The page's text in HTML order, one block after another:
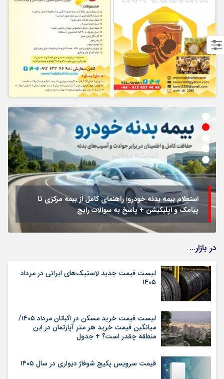
استعلام بیمه بدنه خودرو؛ راهنمای کامل از بیمه مرکزی تا
پیامک و اپلیکیشن + پاسخ به سوالات رایج
در بازار…
لیست قیمت جدید لاستیک‌های ایرانی در مرداد
۱۴۰۵
لیست قیمت خرید مسکن در اکباتان مرداد ۱۴۰۵/
میانگین قیمت خرید هر متر آپارتمان در این
منطقه چقدر است؟ + جدول
قیمت سرویس پکیج شوفاژ دیواری در سال ۱۴۰۵